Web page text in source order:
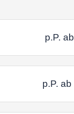
p.P. ab
p.P. ab